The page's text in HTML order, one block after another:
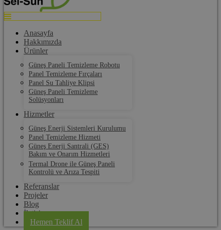
Anasayfa
Hakkımızda
Ürünler
Güneş Paneli Temizleme Robotu
Panel Temizleme Fırçaları
Panel Su Tahliye Klipsi
Güneş Paneli Temizleme
Solüsyonları
Hizmetler
Güneş Enerji Sistemleri Kurulumu
Panel Temizleme Hizmeti
Güneş Enerji Santrali (GES)
Bakım ve Onarım Hizmetleri
Termal Drone ile Güneş Paneli
Kontrolü ve Arıza Tespiti
Referanslar
Projeler
Blog
İletişim
Hemen Teklif Al